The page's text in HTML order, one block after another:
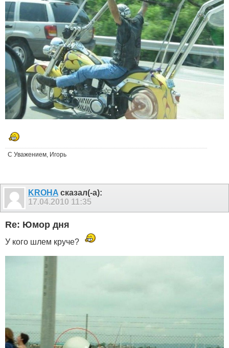
С Уважением, Игорь
KROHA сказал(-а):
17.04.2010 11:35
Re: Юмор дня
У кого шлем круче?